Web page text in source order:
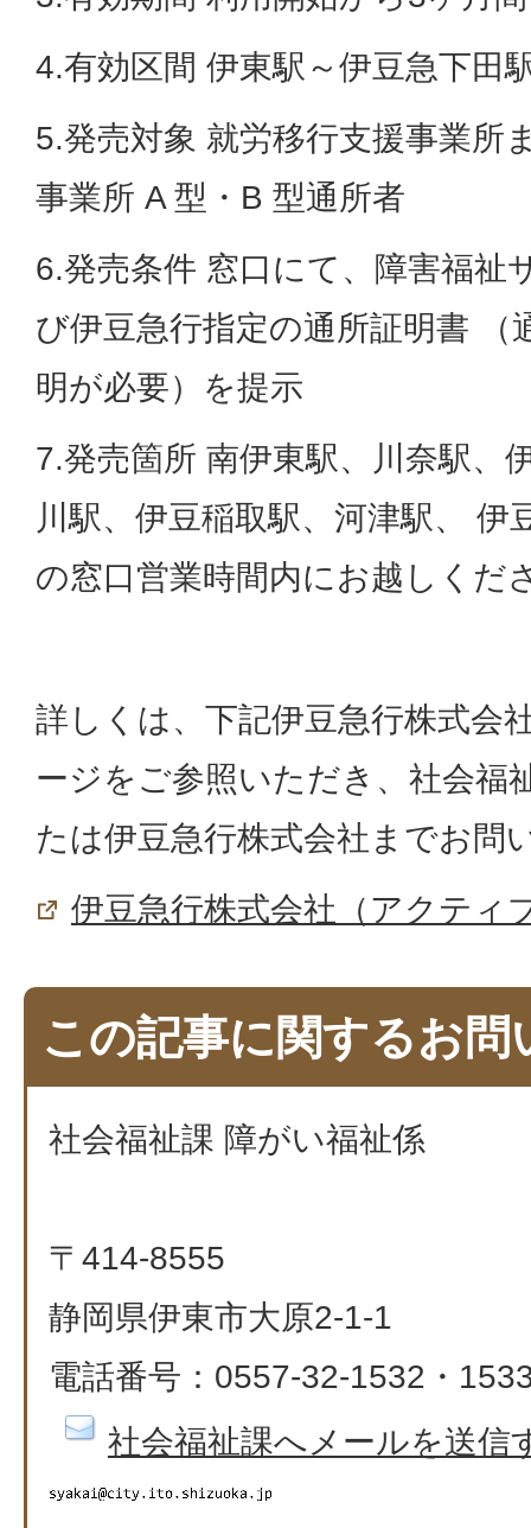
4.有効区間 伊東駅～伊豆急下田
5.発売対象 就労移行支援事業所
事業所 A 型・B 型通所者
6.発売条件 窓口にて、障害福祉
び伊豆急行指定の通所証明書 （
明が必要）を提示
7.発売箇所 南伊東駅、川奈駅、
川駅、伊豆稲取駅、河津駅、
の窓口営業時間内にお越しくだ
詳しくは、下記伊豆急行株式会
ージをご参照いただき、社会福
たは伊豆急行株式会社までお問
伊豆急行株式会社（アクティ
この記事に関するお問
社会福祉課 障がい福祉係
〒414-8555
静岡県伊東市大原2-1-1
電話番号：0557-32-1532・
社会福祉課へメールを送信